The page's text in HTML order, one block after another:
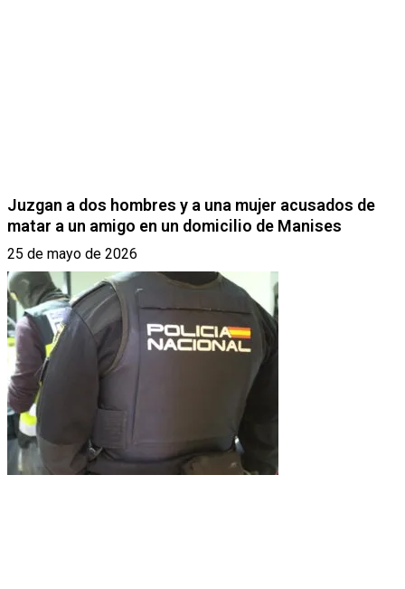
Juzgan a dos hombres y a una mujer acusados de
matar a un amigo en un domicilio de Manises
25 de mayo de 2026